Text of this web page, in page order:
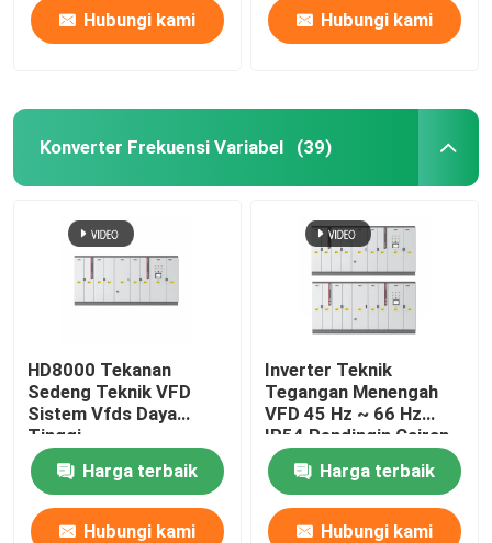
Hubungi kami Hubungi kami
Konverter Frekuensi Variabel (39)
HD8000 Tekanan
Sedeng Teknik VFD
Sistem Vfds Daya
Tinggi
Harga terbaik
Hubungi kami
Inverter Teknik
Tegangan Menengah
VFD 45 Hz ~ 66 Hz
IP54 Pendingin Cairan
Harga terbaik
Hubungi kami